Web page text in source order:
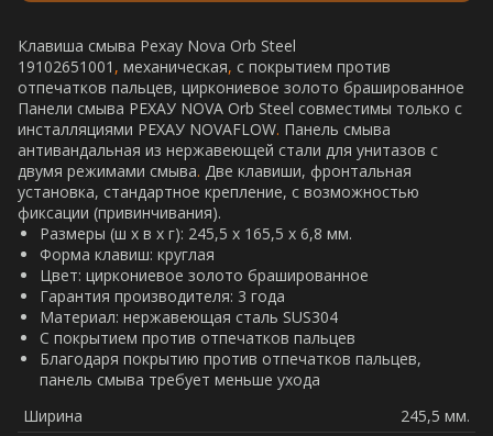
Клавиша смыва Рехау Nova Orb Steel
19102651001 , механическая, с покрытием против
отпечатков пальцев, циркониевое золото брашированное
Панели смыва РЕХАУ NOVA Orb Steel совместимы только с
инсталляциями РЕХАУ NOVAFLOW. Панель смыва
антивандальная из нержавеющей стали для унитазов c
двумя режимами смыва. Две клавиши, фронтальная
установка, стандартное крепление, с возможностью
фиксации (привинчивания).
Размеры (ш x в x г): 245,5 х 165,5 х 6,8 мм.
Форма клавиш: круглая
Цвет: циркониевое золото брашированное
Гарантия производителя: 3 года
Материал: нержавеющая сталь SUS304
С покрытием против отпечатков пальцев
Благодаря покрытию против отпечатков пальцев,
панель смыва требует меньше ухода
Ширина
245,5 мм.